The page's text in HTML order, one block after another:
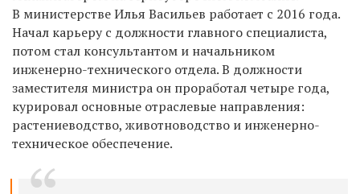
В министерстве Илья Васильев работает с 2016 года.
Начал карьеру с должности главного специалиста,
потом стал консультантом и начальником
инженерно-технического отдела. В должности
заместителя министра он проработал четыре года,
курировал основные отраслевые направления:
растениеводство, животноводство и инженерно-
техническое обеспечение.